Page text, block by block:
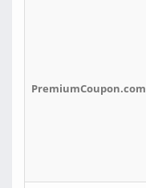
PremiumCoupon.com